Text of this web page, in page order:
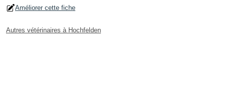
Améliorer cette fiche
Autres vétérinaires à Hochfelden